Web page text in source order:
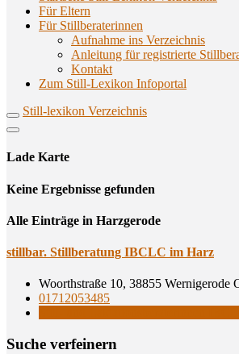
Für Eltern
Für Stillberaterinnen
Aufnahme ins Verzeichnis
Anlei­tung für regis­trier­te
Kon­takt
Zum Still-Lexikon Infoportal
Still-lexikon Verzeichnis
Lade Karte
Кeine Ergebnisse gefunden
Alle Einträge in Harzgerode
still­bar. Still­be­ra­tung IBCLC im Harz
Woorthstraße 10, 38855 Wernigerode
01712053485
Suche ver­fei­nern